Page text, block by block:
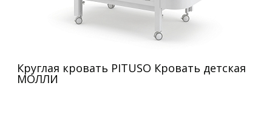
Круглая кровать PITUSO Кровать детская
МОЛЛИ